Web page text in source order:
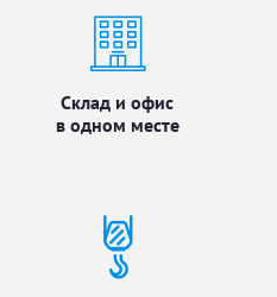
Склад и офис
в одном месте